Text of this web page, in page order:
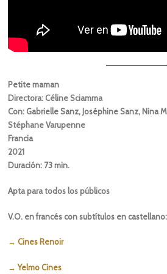
Petite maman
Directora: Céline Sciamma
Con: Gabrielle Sanz, Joséphine Sanz, Nina
Stéphane Varupenne
Francia
2021
Duración: 73 min.
Apta para todos los públicos
V.O. en francés con subtítulos en castellano:
→ Cines Renoir
→ Yelmo Cines